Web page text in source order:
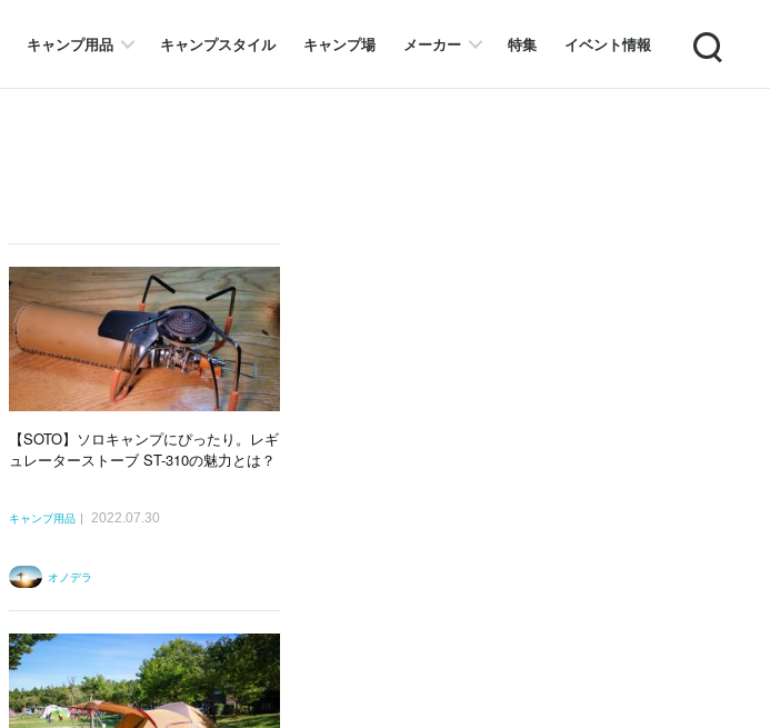
キャンプ用品 キャンプスタイル キャンプ場 メーカー 特集 イベント情報 Search
【SOTO】ソロキャンプにぴったり。レギ
ュレーターストーブ ST-310の魅力とは？
キャンプ用品 2022.07.30
オノデラ